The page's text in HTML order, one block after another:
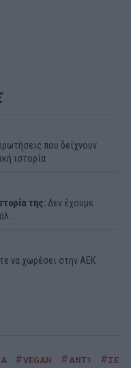
που δείχνουν
ιστορία
της:Δεν έχουμε
να χωρέσει στην ΑΕΚ
#VEGAN # ΑΝΤ1 #ΣΕΦ